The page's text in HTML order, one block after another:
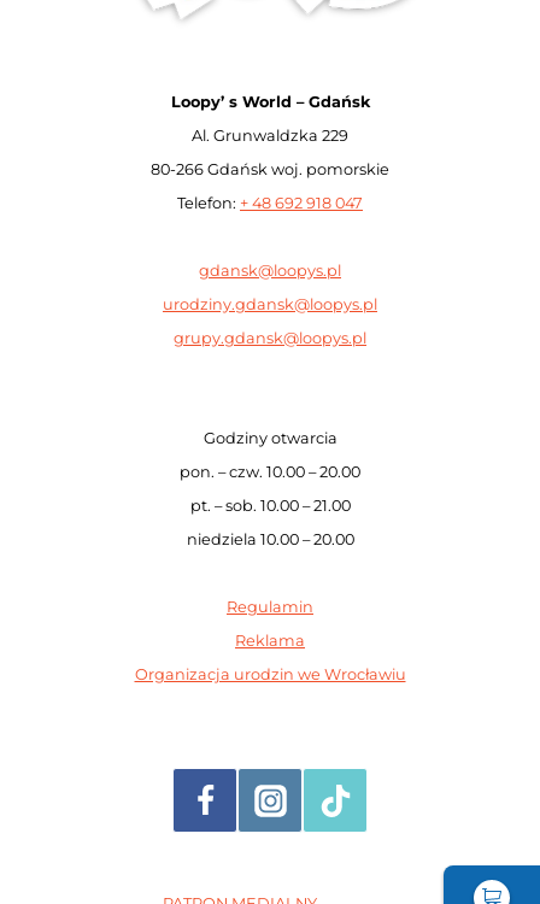
Loopy’ s World – Gdańsk
Al. Grunwaldzka 229
80-266 Gdańsk woj. pomorskie
Telefon: + 48 692 918 047
gdansk@loopys.pl
urodziny.gdansk@loopys.pl
grupy.gdansk@loopys.pl
Godziny otwarcia
pon. – czw. 10.00 – 20.00
pt. – sob. 10.00 – 21.00
niedziela 10.00 – 20.00
Regulamin
Reklama
Organizacja urodzin we Wrocławiu